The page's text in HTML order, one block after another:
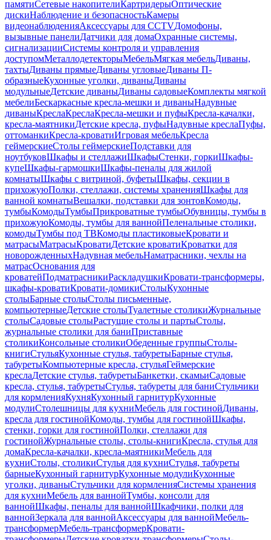
памятиСетевые накопителиКартридерыОптические
дискиНаблюдение и безопасностьКамеры
видеонаблюденияАксессуары для CCTVДомофоны,
вызывные панелиДатчики для домаОхранные системы,
сигнализацииСистемы контроля и управления
доступомМеталлодетекторыМебельМягкая мебельДиваны,
тахтыДиваны прямыеДиваны угловыеДиваны П-
образныеКухонные уголки, диваныДиваны
модульныеДетские диваныДиваны садовыеКомплекты мягкой
мебелиБескаркасные кресла-мешки и диваныНадувные
диваныКреслаКреслаКресла-мешки и пуфыКресла-качалки,
кресла-маятникиДетские кресла, пуфыНадувные креслаПуфы,
оттоманкиКресла-кроватиИгровая мебельКресла
геймерскиеСтолы геймерскиеПодставки для
ноутбуковШкафы и стеллажиШкафыСтенки, горкиШкафы-
купеШкафы-гармошкиШкафы-пеналы для жилой
комнатыШкафы с витриной, буфетыШкафы, секции в
прихожуюПолки, стеллажи, системы храненияШкафы для
ванной комнатыВешалки, подставки для зонтовКомоды,
тумбыКомодыТумбыПрикроватные тумбыОбувницы, тумбы в
прихожуюКомоды, тумбы для ваннойПеленальные столики,
комодыТумбы под ТВКомоды пластиковыеКровати и
матрасыМатрасыКроватиДетские кроватиКроватки для
новорожденныхНадувная мебельНаматрасники, чехлы на
матрасОснования для
кроватейПодматрасникиРаскладушкиКровати-трансформеры,
шкафы-кроватиКровати-домикиСтолыКухонные
столыБарные столыСтолы письменные,
компьютерныеДетские столыТуалетные столикиЖурнальные
столыСадовые столыРастущие столы и партыСтолы,
журнальные столики для баниПриставные
столикиКонсольные столикиОбеденные группыСтолы-
книгиСтульяКухонные стулья, табуретыБарные стулья,
табуретыКомпьютерные кресла, стульяГеймерские
креслаДетские стулья, табуретыБанкетки, скамьиСадовые
кресла, стулья, табуретыСтулья, табуреты для баниСтульчики
для кормленияКухняКухонный гарнитурКухонные
модулиСтолешницы для кухниМебель для гостинойДиваны,
кресла для гостинойКомоды, тумбы для гостинойШкафы,
стенки, горки для гостинойПолки, стеллажи для
гостинойЖурнальные столы, столы-книгиКресла, стулья для
домаКресла-качалки, кресла-маятникиМебель для
кухниСтолы, столикиСтулья для кухниСтулья, табуреты
барныеКухонный гарнитурКухонные модулиКухонные
уголки, диваныСтульчики для кормленияСистемы хранения
для кухниМебель для ваннойТумбы, консоли для
ваннойШкафы, пеналы для ваннойШкафчики, полки для
ваннойЗеркала для ваннойАксессуары для ваннойМебель-
трансформерМебель-трансформерКровати-